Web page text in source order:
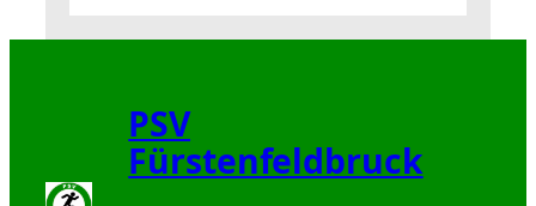
PSV
Fürstenfeldbruck